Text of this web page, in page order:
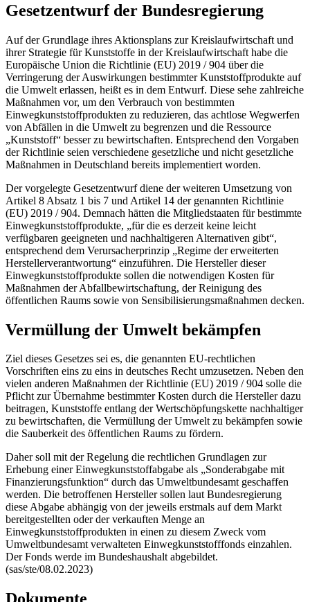
Gesetzentwurf der Bundesregierung
Auf der Grundlage ihres Aktionsplans zur Kreislaufwirtschaft und
ihrer Strategie für Kunststoffe in der Kreislaufwirtschaft habe die
Europäische Union die Richtlinie (EU) 2019 / 904 über die
Verringerung der Auswirkungen bestimmter Kunststoffprodukte auf
die Umwelt erlassen, heißt es in dem Entwurf. Diese sehe zahlreiche
Maßnahmen vor, um den Verbrauch von bestimmten
Einwegkunststoffprodukten zu reduzieren, das achtlose Wegwerfen
von Abfällen in die Umwelt zu begrenzen und die Ressource
„Kunststoff“ besser zu bewirtschaften. Entsprechend den Vorgaben
der Richtlinie seien verschiedene gesetzliche und nicht gesetzliche
Maßnahmen in Deutschland bereits implementiert worden.
Der vorgelegte Gesetzentwurf diene der weiteren Umsetzung von
Artikel 8 Absatz 1 bis 7 und Artikel 14 der genannten Richtlinie
(EU) 2019 / 904. Demnach hätten die Mitgliedstaaten für bestimmte
Einwegkunststoffprodukte, „für die es derzeit keine leicht
verfügbaren geeigneten und nachhaltigeren Alternativen gibt“,
entsprechend dem Verursacherprinzip „Regime der erweiterten
Herstellerverantwortung“ einzuführen. Die Hersteller dieser
Einwegkunststoffprodukte sollen die notwendigen Kosten für
Maßnahmen der Abfallbewirtschaftung, der Reinigung des
öffentlichen Raums sowie von Sensibilisierungsmaßnahmen decken.
Vermüllung der Umwelt bekämpfen
Ziel dieses Gesetzes sei es, die genannten EU-rechtlichen
Vorschriften eins zu eins in deutsches Recht umzusetzen. Neben den
vielen anderen Maßnahmen der Richtlinie (EU) 2019 / 904 solle die
Pflicht zur Übernahme bestimmter Kosten durch die Hersteller dazu
beitragen, Kunststoffe entlang der Wertschöpfungskette nachhaltiger
zu bewirtschaften, die Vermüllung der Umwelt zu bekämpfen sowie
die Sauberkeit des öffentlichen Raums zu fördern.
Daher soll mit der Regelung die rechtlichen Grundlagen zur
Erhebung einer Einwegkunststoffabgabe als „Sonderabgabe mit
Finanzierungsfunktion“ durch das Umweltbundesamt geschaffen
werden. Die betroffenen Hersteller sollen laut Bundesregierung
diese Abgabe abhängig von der jeweils erstmals auf dem Markt
bereitgestellten oder der verkauften Menge an
Einwegkunststoffprodukten in einen zu diesem Zweck vom
Umweltbundesamt verwalteten Einwegkunststofffonds einzahlen.
Der Fonds werde im Bundeshaushalt abgebildet.
(sas/ste/08.02.2023)